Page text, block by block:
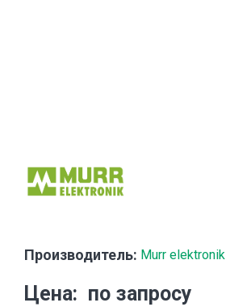
Производитель: Murr elektronik
Цена по запросу